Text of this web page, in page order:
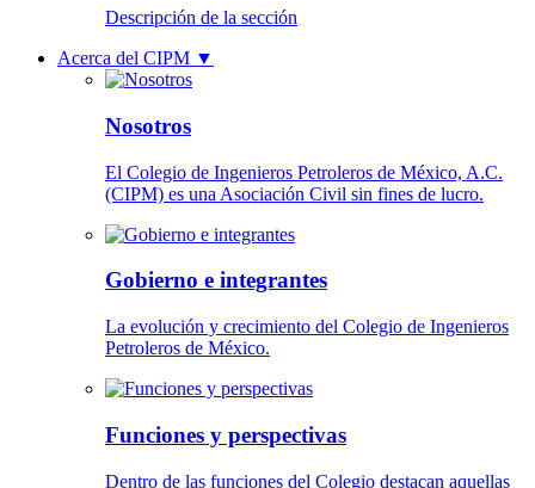
Descripción de la sección
Acerca del CIPM ▼
Nosotros
El Colegio de Ingenieros Petroleros de México, A.C.
(CIPM) es una Asociación Civil sin fines de lucro.
Gobierno e integrantes
La evolución y crecimiento del Colegio de Ingenieros
Petroleros de México.
Funciones y perspectivas
Dentro de las funciones del Colegio destacan aquellas